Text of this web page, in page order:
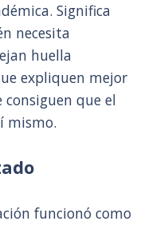
Significa
necesita
huella
expliquen mejor
que el
mismo.
funcionó como